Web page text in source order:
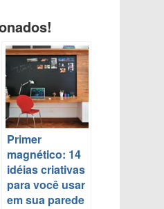
Primer
magnético: 14
idéias criativas
para você usar
em sua parede